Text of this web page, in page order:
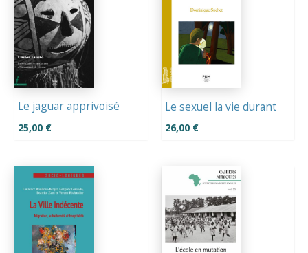
Le jaguar apprivoisé
25,00 €
Le sexuel la vie durant
26,00 €